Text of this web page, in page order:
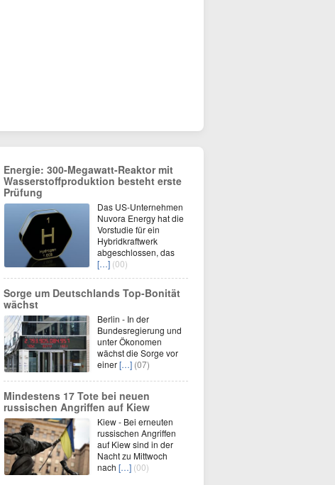
Energie: 300-Megawatt-Reaktor mit
Wasserstoffproduktion besteht erste
Prüfung
Das US-Unternehmen
Nuvora Energy hat die
Vorstudie für ein
Hybridkraftwerk
abgeschlossen, das
[…] (00)
Sorge um Deutschlands Top-Bonität
wächst
Berlin - In der
Bundesregierung und
unter Ökonomen
wächst die Sorge vor
einer[…] (07)
Mindestens 17 Tote bei neuen
russischen Angriffen auf Kiew
Kiew - Bei erneuten
russischen Angriffen
auf Kiew sind in der
Nacht zu Mittwoch
nach […] (00)